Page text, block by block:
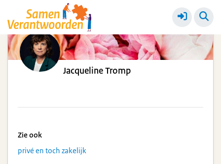
Jacqueline Tromp
Zie ook
privé en toch zakelijk